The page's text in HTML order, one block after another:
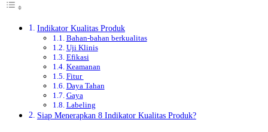
Indikator Kualitas Produk
Bahan-bahan berkualitas
Uji Klinis
Efikasi
Keamanan
Fitur
Daya Tahan
Gaya
Labeling
Siap Menerapkan 8 Indikator Kualitas Produk?